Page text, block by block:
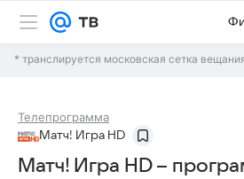
* транслируется московская сетка
Телепрограмма
Матч! Игра HD
Матч! Игра HD –